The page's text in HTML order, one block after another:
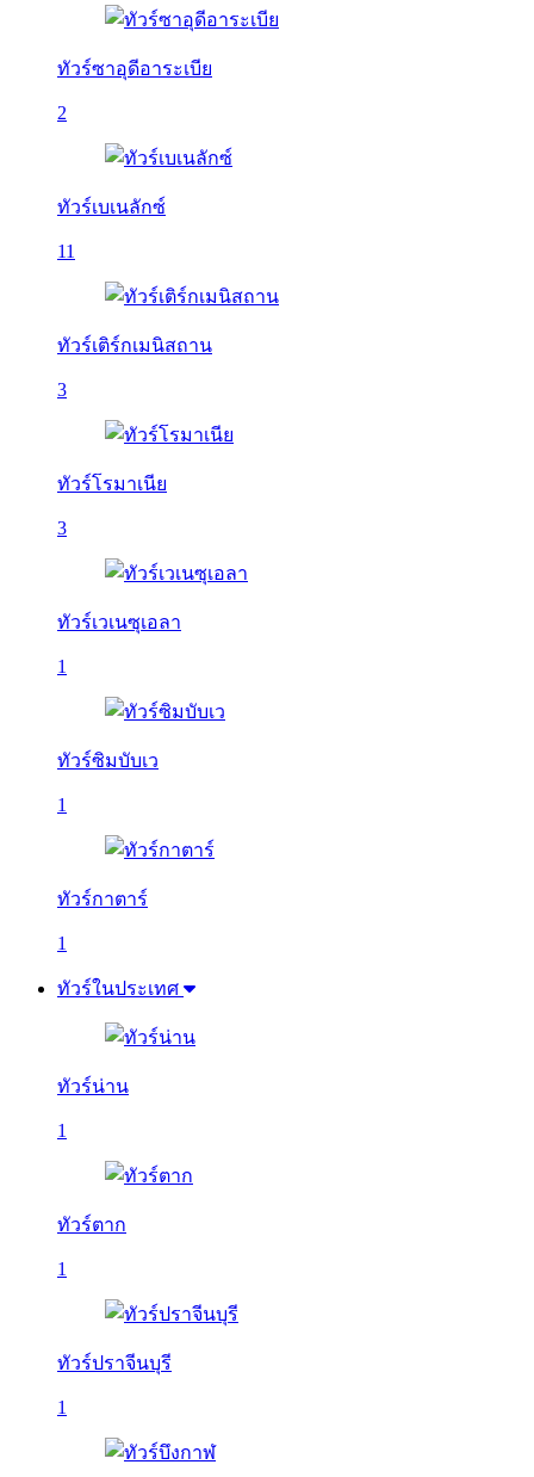
ทัวร์ซาอุดีอาระเบีย
2
ทัวร์เบเนลักซ์
11
ทัวร์เติร์กเมนิสถาน
3
ทัวร์โรมาเนีย
3
ทัวร์เวเนซุเอลา
1
ทัวร์ซิมบับเว
1
ทัวร์กาตาร์
1
ทัวร์ในประเทศ
ทัวร์น่าน
1
ทัวร์ตาก
1
ทัวร์ปราจีนบุรี
1